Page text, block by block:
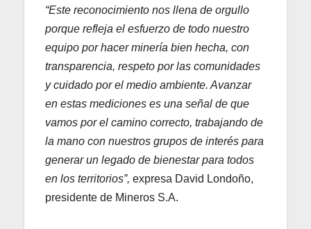
“Este reconocimiento nos llena de orgullo
porque refleja el esfuerzo de todo nuestro
equipo por hacer minería bien hecha, con
transparencia, respeto por las comunidades
y cuidado por el medio ambiente. Avanzar
en estas mediciones es una señal de que
vamos por el camino correcto, trabajando de
la mano con nuestros grupos de interés para
generar un legado de bienestar para todos
en los territorios”, expresa David Londoño,
presidente de Mineros S.A.